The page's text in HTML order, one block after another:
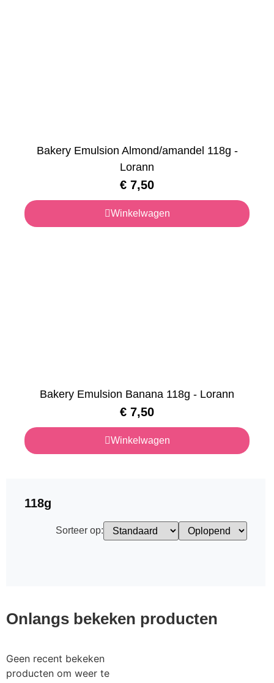
Bakery Emulsion Almond/amandel 118g -
Lorann
€ 7,50
Winkelwagen
Bakery Emulsion Banana 118g - Lorann
€ 7,50
Winkelwagen
118g
Sorteer op:
Onlangs bekeken producten
Geen recent bekeken
producten om weer te